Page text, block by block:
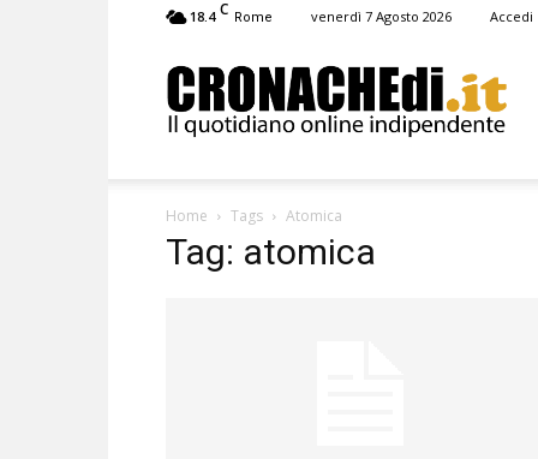
18.4 C Rome venerdì 7 Agosto 2026 Accedi
Home Tags Atomica
Tag: atomica